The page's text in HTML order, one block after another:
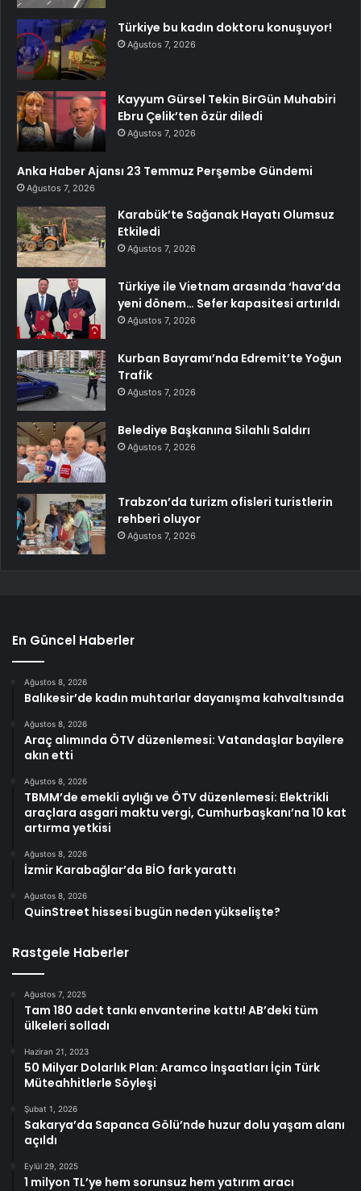
Türkiye bu kadın doktoru konuşuyor!
Ağustos 7, 2026
Kayyum Gürsel Tekin BirGün Muhabiri
Ebru Çelik’ten özür diledi
Ağustos 7, 2026
Anka Haber Ajansı 23 Temmuz Perşembe Gündemi
Ağustos 7, 2026
Karabük’te Sağanak Hayatı Olumsuz
Etkiledi
Ağustos 7, 2026
Türkiye ile Vietnam arasında ‘hava’da
yeni dönem… Sefer kapasitesi artırıldı
Ağustos 7, 2026
Kurban Bayramı’nda Edremit’te Yoğun
Trafik
Ağustos 7, 2026
Belediye Başkanına Silahlı Saldırı
Ağustos 7, 2026
Trabzon’da turizm ofisleri turistlerin
rehberi oluyor
Ağustos 7, 2026
En Güncel Haberler
Ağustos 8, 2026
Balıkesir’de kadın muhtarlar dayanışma kahvaltısında
Ağustos 8, 2026
Araç alımında ÖTV düzenlemesi: Vatandaşlar bayilere
akın etti
Ağustos 8, 2026
TBMM’de emekli aylığı ve ÖTV düzenlemesi: Elektrikli
araçlara asgari maktu vergi, Cumhurbaşkanı’na 10 kat
artırma yetkisi
Ağustos 8, 2026
İzmir Karabağlar’da BİO fark yarattı
Ağustos 8, 2026
QuinStreet hissesi bugün neden yükselişte?
Rastgele Haberler
Ağustos 7, 2025
Tam 180 adet tankı envanterine kattı! AB’deki tüm
ülkeleri solladı
Haziran 21, 2023
50 Milyar Dolarlık Plan: Aramco İnşaatları İçin Türk
Müteahhitlerle Söyleşi
Şubat 1, 2026
Sakarya’da Sapanca Gölü’nde huzur dolu yaşam alanı
açıldı
Eylül 29, 2025
1 milyon TL’ye hem sorunsuz hem yatırım aracı